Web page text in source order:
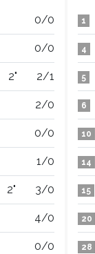
0/0
0/0
2" 2/1
2/0
0/0
1/0
2" 3/0
4/0
0/0
1
4
5
6
10
14
15
20
28